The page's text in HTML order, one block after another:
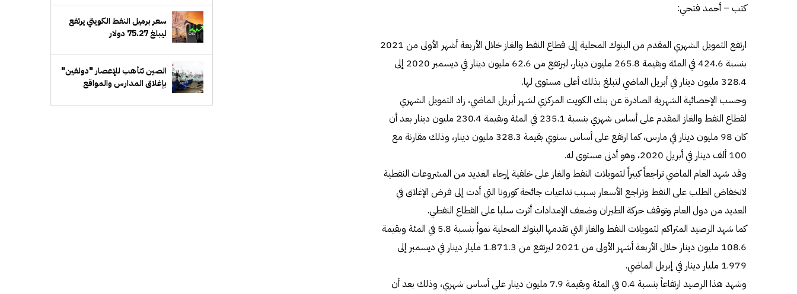
كتب – أحمد فتحي:
ارتفع التمويل الشهري المقدم من البنوك المحلية إلى قطاع النفط والغاز خلال الأربعة أشهر الأولى من 2021
بنسبة 424.6 في المئة وبقيمة 265.8 مليون دينار، ليرتفع من 62.6 مليون دينار في ديسمبر 2020 إلى
328.4 مليون دينار في أبريل الماضي لتبلغ بذلك أعلى مستوى لها.
وحسب الإحصائية الشهرية الصادرة عن بنك الكويت المركزي لشهر أبريل الماضي، زاد التمويل الشهري
لقطاع النفط والغاز المقدم على أساس شهري بنسبة 235.1 في المئة وبقيمة 230.4 مليون دينار بعد أن
كان 98 مليون دينار في مارس، كما ارتفع على أساس سنوي بقيمة 328.3 مليون دينار، وذلك مقارنة مع
100 ألف دينار في أبريل 2020، وهو أدنى مستوى له.
وقد شهد العام الماضي تراجعاً كبيراً لتمويلات النفط والغاز على خلفية إرجاء العديد من المشروعات النفطية
لانخفاض الطلب على النفط وتراجع الأسعار بسبب تداعيات جائحة كورونا التي أدت إلى فرض الإغلاق في
العديد من دول العام وتوقف حركة الطيران وضعف الإمدادات أثرت سلبا على القطاع النفطي.
كما شهد الرصيد المتراكم لتمويلات النفط والغاز التي تقدمها البنوك المحلية نمواً بنسبة 5.8 في المئة وبقيمة
108.6 مليون دينار خلال الأربعة أشهر الأولى من 2021 ليرتفع من 1.871.3 مليار دينار في ديسمبر إلى
1.979 مليار دينار في إبريل الماضي.
وشهد هذا الرصيد ارتفاعاً بنسبة 0.4 في المئة وبقيمة 7.9 مليون دينار على أساس شهري، وذلك بعد أن
إدارة الأعمال
سعر برميل النفط الكويتي يرتفع
ليبلغ 75.27 دولار
الصين تتأهب للإعصار "دولفين"
بإغلاق المدارس والمواقع